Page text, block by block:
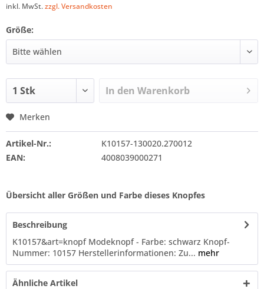
inkl. MwSt.zzgl. Versandkosten
Größe:
In den Warenkorb
Merken
Artikel-Nr.:
K10157-130020.270012
EAN:
4008039000271
Übersicht aller Größen und Farbe dieses Knopfes
Beschreibung
K10157&art=knopf Modeknopf - Farbe: schwarz Knopf-
Nummer: 10157 Herstellerinformationen: Zu... mehr
Ähnliche Artikel